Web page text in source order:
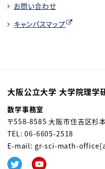
お問い合わせ
キャンパスマップ
大阪公立大学 大学院理学
数学事務室
〒558-8585 大阪市住吉区杉
TEL: 06-6605-2518
E-mail: gr-sci-math-